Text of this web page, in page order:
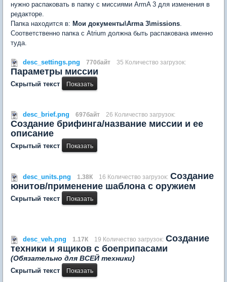
нужно распаковать в папку с миссиями ArmA 3 для изменения в
редакторе.
Папка находится в: Мои документы\Arma 3\missions.
Соответственно папка с Atrium должна быть распакована именно
туда.
desc_settings.png 770байт 35 Количество загрузок:
Параметры миссии
Скрытый текст
desc_brief.png 697байт 26 Количество загрузок:
Создание брифинга/название миссии и ее
описание
Скрытый текст
desc_units.png 1.38К 16 Количество загрузок: Создание
юнитов/применение шаблона с оружием
Скрытый текст
desc_veh.png 1.17К 19 Количество загрузок: Создание
техники и ящиков с боеприпасами
(Обязательно для ВСЕЙ техники)
Скрытый текст